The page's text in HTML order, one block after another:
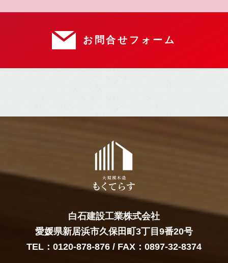
お問合せフォーム
白石建設工業株式会社
愛媛県新居浜市久保田町3丁目9番20号
TEL： 0120-878-876 / FAX：0897-32-8374